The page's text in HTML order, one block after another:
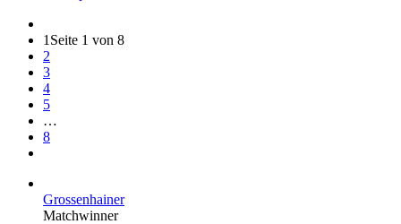
1 Seite 1 von 8
2
3
4
5
…
8
Grossenhainer
Matchwinner